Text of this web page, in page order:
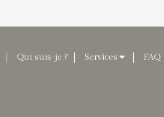
Qui suis-je ? Services FAQ